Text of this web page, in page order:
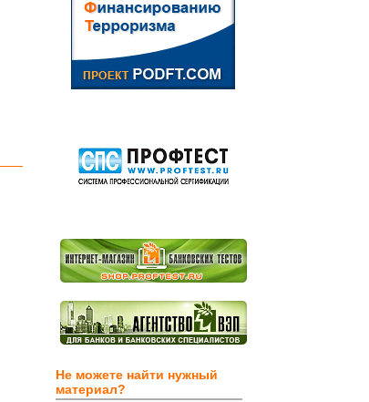
Не можете найти нужный
материал?